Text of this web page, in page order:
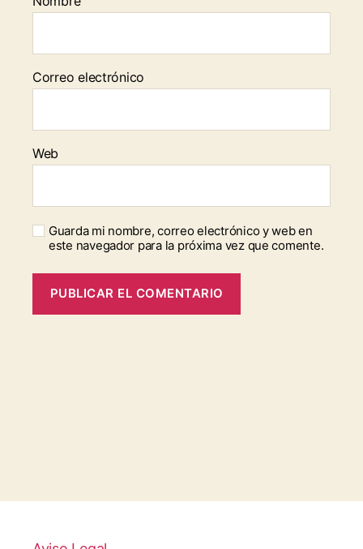
Correo electrónico
Web
Guarda mi nombre, correo electrónico y web en
este navegador para la próxima vez que comente.